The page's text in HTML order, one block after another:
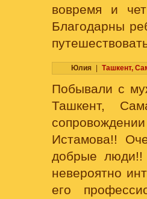
вовремя и
Благодарны
Юлия Ташкент,
Побывали с
Ташкент,
Истамова!!
добрые люди!!
невероятно
его